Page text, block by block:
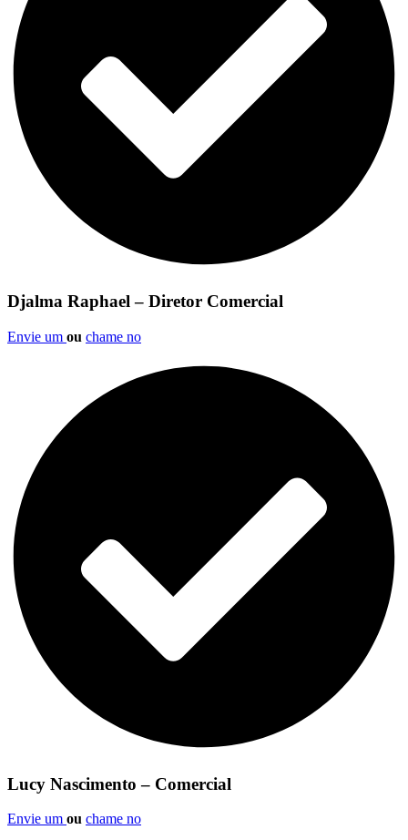
Djalma Raphael – Diretor Comercial
Envie um ou chame no
Lucy Nascimento – Comercial
Envie um ou chame no